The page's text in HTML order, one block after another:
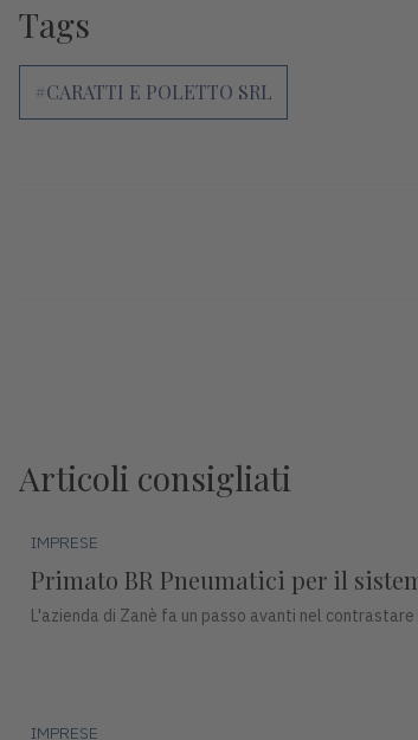
Tags
#CARATTI E POLETTO SRL
Articoli consigliati
IMPRESE
Primato BR Pneumatici per il
L'azienda di Zanè fa un passo avanti nel
IMPRESE